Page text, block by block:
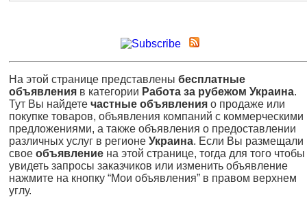
На этой странице представлены бесплатные
объявления в категории Работа за рубежом Украина.
Тут Вы найдете частные объявления о продаже или
покупке товаров, объявления компаний с коммерческими
предложениями, а также объявления о предоставлении
различных услуг в регионе Украина. Если Вы размещали
свое объявление на этой странице, тогда для того чтобы
увидеть запросы заказчиков или изменить объявление
нажмите на кнопку “Мои объявления” в правом верхнем
углу.